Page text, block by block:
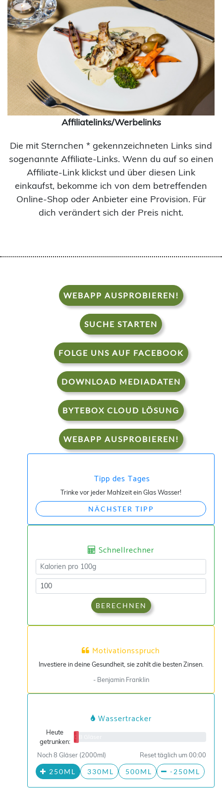
Affiliatelinks/Werbelinks
Die mit Sternchen * gekennzeichneten Links sind
sogenannte Affiliate-Links. Wenn du auf so einen
Affiliate-Link klickst und über diesen Link
einkaufst, bekomme ich von dem betreffenden
Online-Shop oder Anbieter eine Provision. Für
dich verändert sich der Preis nicht.
WEBAPP AUSPROBIEREN!
SUCHE STARTEN
FOLGE UNS AUF FACEBOOK
DOWNLOAD MEDIADATEN
BYTEBOX CLOUD LÖSUNG
WEBAPP AUSPROBIEREN!
Tipp des Tages
Trinke vor jeder Mahlzeit ein Glas Wasser!
NÄCHSTER TIPP
Schnellrechner
BERECHNEN
Motivationsspruch
Investiere in deine Gesundheit, sie zahlt die besten Zinsen.
- Benjamin Franklin
Wassertracker
Heute
getrunken:
0/8 Gläser
Noch 8 Gläser (2000ml) Reset täglich um 00:00
250ML 330ML 500ML -250ML